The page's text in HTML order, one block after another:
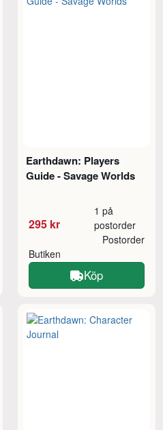
Earthdawn: Players
Guide - Savage Worlds
295 kr
1 på
postorder
Butiken
Postorder
Köp